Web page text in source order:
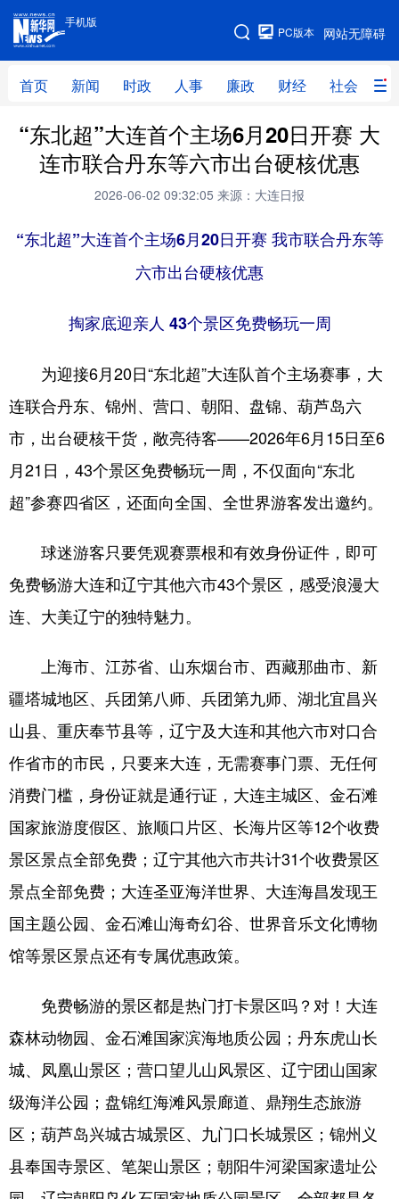
手机版
网站无障碍
PC版本
首页 新闻 时政 人事 廉政 财经 社会 科
手机版
网站地图
首页 新闻 时政 人事
廉政 财经 社会 科技
体育 视频 直播 无人机
地方频道
浙江 安徽 福建 江西
山东 河南 湖北 湖南
广东 广西 海南 重庆
四川 贵州 云南 西藏
陕西 甘肃 青海 宁夏
新疆 内蒙古
多语种频道
English Español Français عربى
Русский язык 日本語 한국어
Deutsch Português
“东北超”大连首个主场6月20日开赛 大
连市联合丹东等六市出台硬核优惠
2026-06-02 09:32:05 来源：大连日报
“东北超”大连首个主场6月20日开赛 我市联合丹东等
六市出台硬核优惠
掏家底迎亲人 43个景区免费畅玩一周
为迎接6月20日“东北超”大连队首个主场赛事，大
连联合丹东、锦州、营口、朝阳、盘锦、葫芦岛六
市，出台硬核干货，敞亮待客——2026年6月15日至6
月21日，43个景区免费畅玩一周，不仅面向“东北
超”参赛四省区，还面向全国、全世界游客发出邀约。
球迷游客只要凭观赛票根和有效身份证件，即可
免费畅游大连和辽宁其他六市43个景区，感受浪漫大
连、大美辽宁的独特魅力。
上海市、江苏省、山东烟台市、西藏那曲市、新
疆塔城地区、兵团第八师、兵团第九师、湖北宜昌兴
山县、重庆奉节县等，辽宁及大连和其他六市对口合
作省市的市民，只要来大连，无需赛事门票、无任何
消费门槛，身份证就是通行证，大连主城区、金石滩
国家旅游度假区、旅顺口片区、长海片区等12个收费
景区景点全部免费；辽宁其他六市共计31个收费景区
景点全部免费；大连圣亚海洋世界、大连海昌发现王
国主题公园、金石滩山海奇幻谷、世界音乐文化博物
馆等景区景点还有专属优惠政策。
免费畅游的景区都是热门打卡景区吗？对！大连
森林动物园、金石滩国家滨海地质公园；丹东虎山长
城、凤凰山景区；营口望儿山风景区、辽宁团山国家
级海洋公园；盘锦红海滩风景廊道、鼎翔生态旅游
区；葫芦岛兴城古城景区、九门口长城景区；锦州义
县奉国寺景区、笔架山景区；朝阳牛河梁国家遗址公